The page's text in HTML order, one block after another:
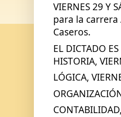
VIERNES 29 Y
para la
Caseros.
EL DICTADO
HISTORIA,
LÓGICA,